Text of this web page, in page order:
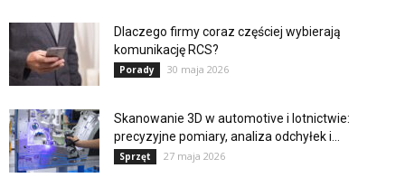
Dlaczego firmy coraz częściej wybierają
komunikację RCS?
Porady 30 maja 2026
Skanowanie 3D w automotive i lotnictwie:
precyzyjne pomiary, analiza odchyłek i...
Sprzęt 27 maja 2026